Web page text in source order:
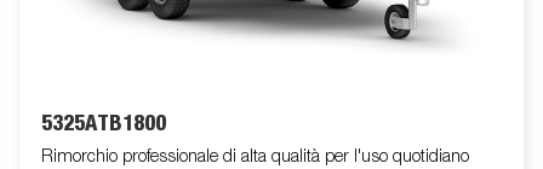
5325ATB1800
Rimorchio professionale di alta qualità per l'uso quotidiano